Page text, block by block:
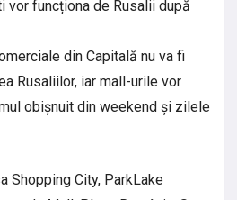
vor funcționa de Rusalii după
din Capitală nu va fi
Rusaliilor, iar mall-urile vor
obișnuit din weekend și zilele
Shopping City, ParkLake